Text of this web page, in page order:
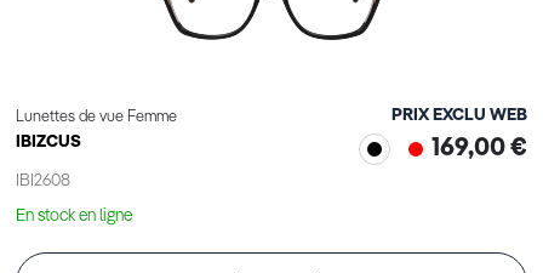
Lunettes de vue Femme
IBIZCUS
IBI2608
PRIX EXCLU WEB
169,00 €
En stock en ligne